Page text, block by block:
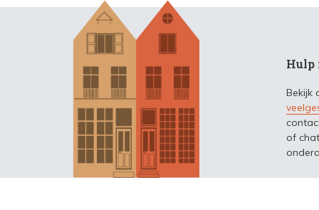
Hulp
Bekijk
of